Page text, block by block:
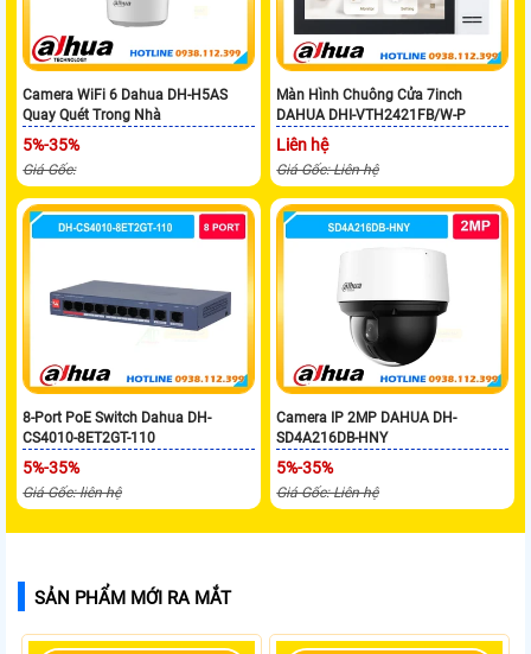
Camera WiFi 6 Dahua DH-H5AS
Quay Quét Trong Nhà
5%-35%
Giá Gốc:
Màn Hình Chuông Cửa 7inch
DAHUA DHI-VTH2421FB/W-P
Liên hệ
Giá Gốc: Liên hệ
8-Port PoE Switch Dahua DH-
CS4010-8ET2GT-110
5%-35%
Giá Gốc: liên hệ
Camera IP 2MP DAHUA DH-
SD4A216DB-HNY
5%-35%
Giá Gốc: Liên hệ
SẢN PHẨM MỚI RA MẮT